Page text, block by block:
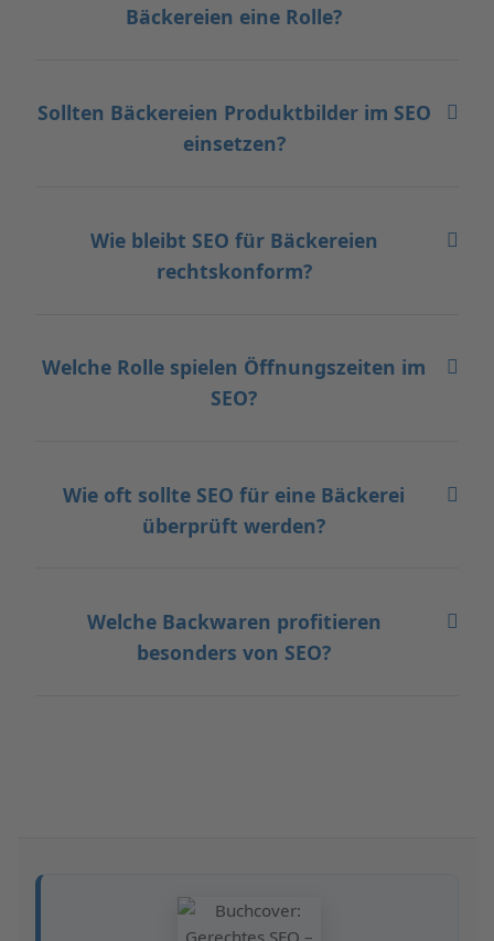
Bäckereien eine Rolle?
Sollten Bäckereien Produktbilder im SEO
einsetzen?
Wie bleibt SEO für Bäckereien
rechtskonform?
Welche Rolle spielen Öffnungszeiten im
SEO?
Wie oft sollte SEO für eine Bäckerei
überprüft werden?
Welche Backwaren profitieren
besonders von SEO?